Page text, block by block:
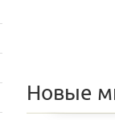
Новые